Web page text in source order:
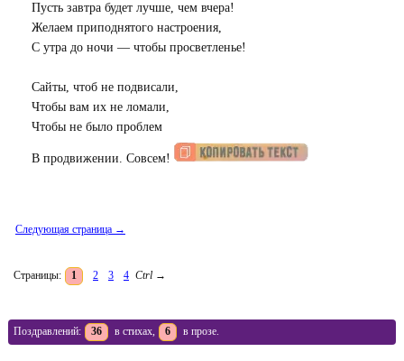
Пусть завтра будет лучше, чем вчера!
Желаем приподнятого настроения,
С утра до ночи — чтобы просветленье!
Сайты, чтоб не подвисали,
Чтобы вам их не ломали,
Чтобы не было проблем
В продвижении. Совсем!
Следующая страница →
Страницы: 1 2 3 4 Ctrl →
Поздравлений: 36 в стихах, 6 в прозе.